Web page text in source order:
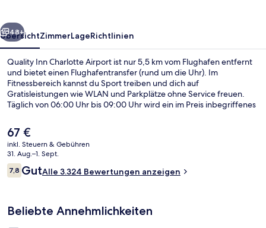
Weiter
48+
ÜbersichtZimmerLageRichtlinien
Quality Inn Charlotte Airport ist nur 5,5 km vom Flughafen entfernt
und bietet einen Flughafentransfer (rund um die Uhr). Im
Fitnessbereich kannst du Sport treiben und dich auf
Gratisleistungen wie WLAN und Parkplätze ohne Service freuen.
Täglich von 06:00 Uhr bis 09:00 Uhr wird ein im Preis inbegriffenes
Auto höchstens 10 Minuten entfernt: Bank of America Stadium und
Charlotte Convention Center. Anderen Reisenden gefallen das
hilfsbereite Personal und die Nähe zum Flughafen.
Der
aktuelle
Preis
beträgt
67 €.
67 €
inkl. Steuern & Gebühren
31. Aug.–1. Sept.
Bewertungen
7,87,8 von 10.
GutAlle 3.324 Bewertungen anzeigen
Beliebte Annehmlichkeiten